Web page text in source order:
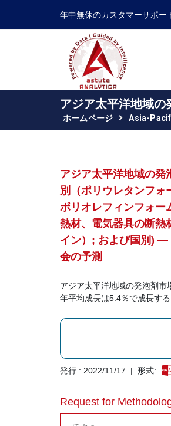
年中無休のカスタマーサポー
アジア太平洋地域
ホームページ Asia-
アジア太平洋地域の発
別（ポリウレタンフォ
ポリオレフィンフォー
熱材、電気器具の断熱
イン）; および国別) —
会の予測
アジア太平洋地域の発泡剤市
年平均成長は5.4％で成長す
発行 : 2022/11/17 | 形式:
Request for